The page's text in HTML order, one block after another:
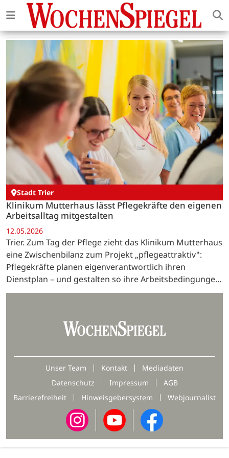
Stadt Trier
Klinikum Mutterhaus lässt Pflegekräfte den eigenen
Arbeitsalltag mitgestalten
12.05.2026
Trier. Zum Tag der Pflege zieht das Klinikum Mutterhaus
eine Zwischenbilanz zum Projekt „pflegeattraktiv":
Pflegekräfte planen eigenverantwortlich ihren
Dienstplan – und gestalten so ihre Arbeitsbedingungen
von innen heraus mit.
Unser Team Kontakt
Mediadaten
Datenschutz
Impressum
AGB
Barrierefreiheit
Hinweisgebersystem Webjournalist